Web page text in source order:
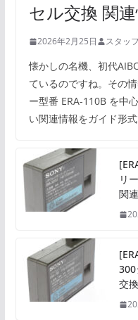
セル交換 関
2026年2月25日 スタッフ
懐かしの名機、初代
ているのですね。その
ー型番 ERA-110B を中
い関連情報をガイド形
リ
関
300
交